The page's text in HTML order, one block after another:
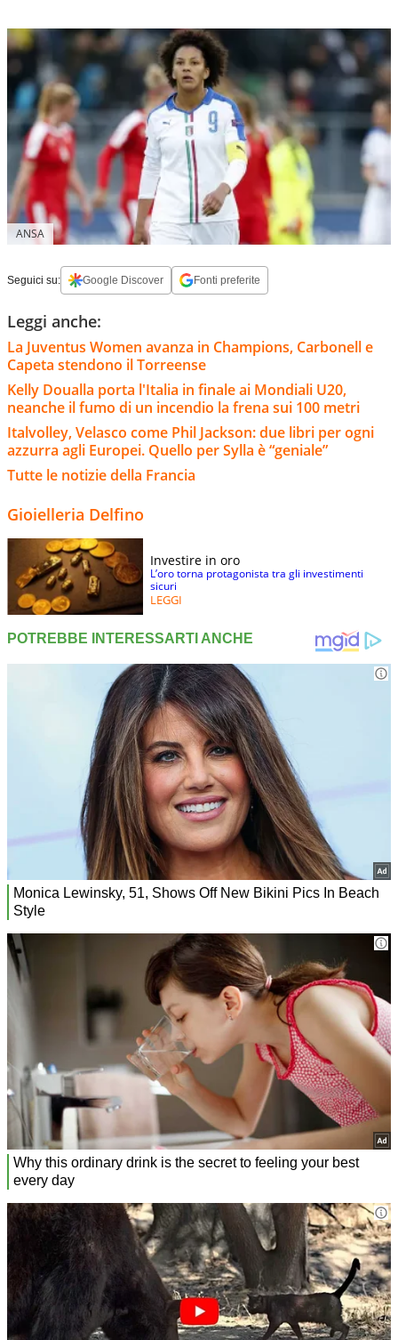
ANSA
Seguici su: Google Discover Fonti preferite
Leggi anche:
La Juventus Women avanza in Champions, Carbonell e
Capeta stendono il Torreense
Kelly Doualla porta l'Italia in finale ai Mondiali U20,
neanche il fumo di un incendio la frena sui 100 metri
Italvolley, Velasco come Phil Jackson: due libri per ogni
azzurra agli Europei. Quello per Sylla è “geniale”
Tutte le notizie della Francia
Gioielleria Delfino
Investire in oro
L’oro torna protagonista tra gli investimenti
sicuri
LEGGI